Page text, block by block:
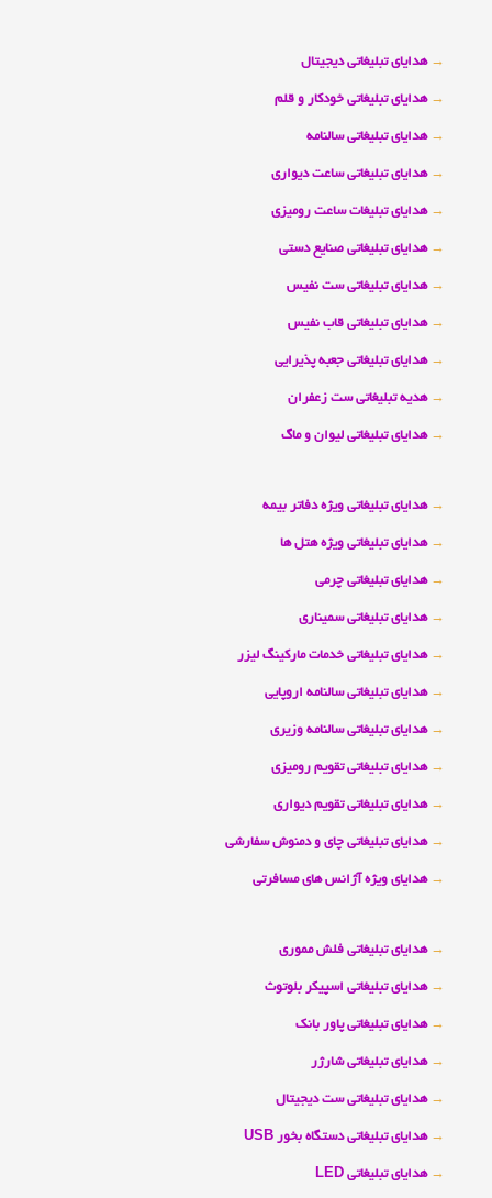
→ هدایای تبلیغاتی دیجیتال
→ هدایای تبلیغاتی خودکار و قلم
→ هدایای تبلیغاتی سالنامه
→ هدایای تبلیغاتی ساعت دیواری
→ هدایای تبلیغات ساعت رومیزی
→ هدایای تبلیغاتی صنایع دستی
→ هدایای تبلیغاتی ست نفیس
→ هدایای تبلیغاتی قاب نفیس
→ هدایای تبلیغاتی جعبه پذیرایی
→ هدیه تبلیغاتی ست زعفران
→ هدایای تبلیغاتی لیوان و ماگ
→ هدایای تبلیغاتی ویژه دفاتر بیمه
→ هدایای تبلیغاتی ویژه هتل ها
→ هدایای تبلیغاتی چرمی
→ هدایای تبلیغاتی سمیناری
→ هدایای تبلیغاتی خدمات مارکینگ لیزر
→ هدایای تبلیغاتی سالنامه اروپایی
→ هدایای تبلیغاتی سالنامه وزیری
→ هدایای تبلیغاتی تقویم رومیزی
→ هدایای تبلیغاتی تقویم دیواری
→ هدایای تبلیغاتی چای و دمنوش سفارشی
→ هدایای ویژه آژانس های مسافرتی
→ هدایای تبلیغاتی فلش مموری
→ هدایای تبلیغاتی اسپیکر بلوتوث
→ هدایای تبلیغاتی پاور بانک
→ هدایای تبلیغاتی شارژر
→ هدایای تبلیغاتی ست دیجیتال
→ هدایای تبلیغاتی دستگاه بخور USB
→ هدایای تبلیغاتی LED